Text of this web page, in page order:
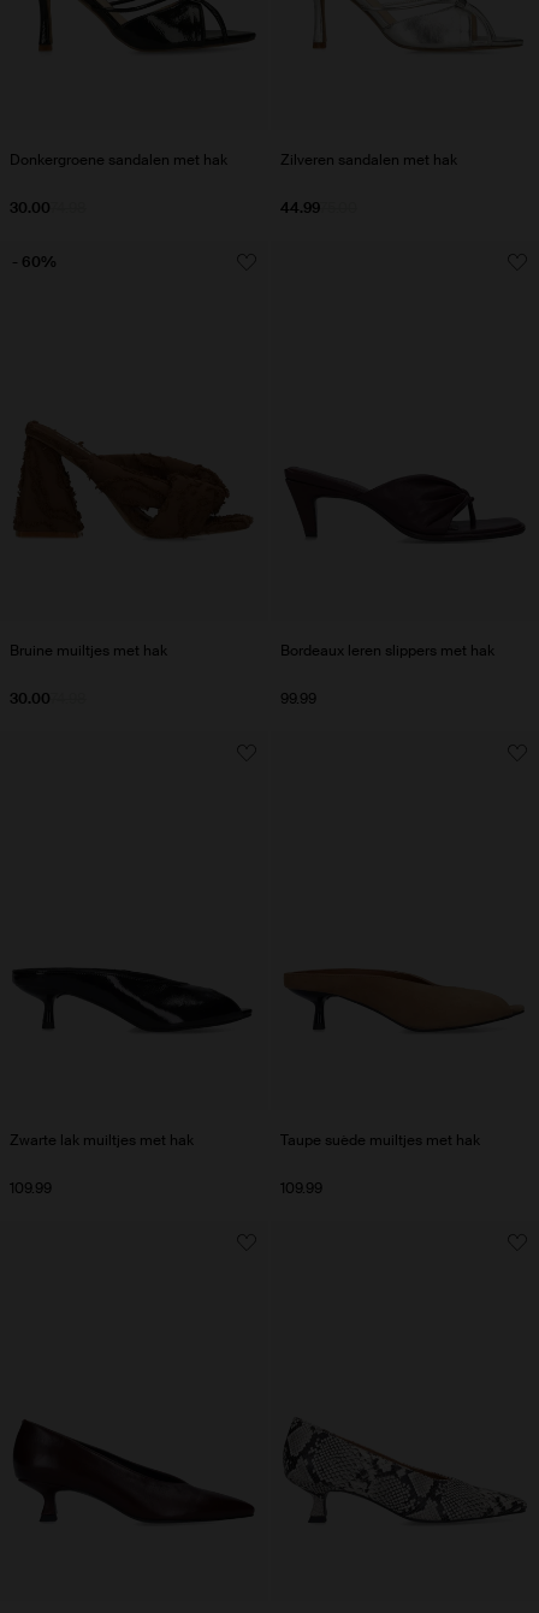
Donkergroene sandalen met hak
30.00
Zilveren sandalen met hak
44.99
Bruine muiltjes met hak
30.00
- 60%
Bordeaux leren slippers met hak
99.99
Zwarte lak muiltjes met hak
109.99
Taupe suède muiltjes met hak
109.99